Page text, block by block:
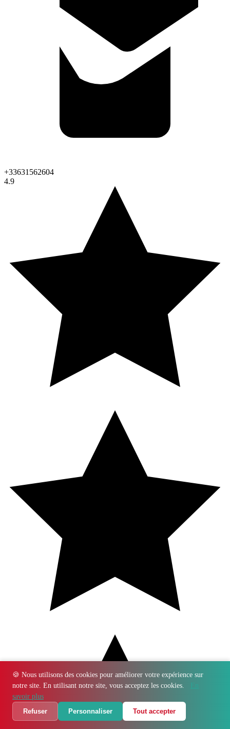
🍪 Nous utilisons des cookies pour améliorer votre expérience sur
notre site. En utilisant notre site, vous acceptez les cookies.
En
savoir plus
Refuser
Personnaliser Tout accepter
+33631562604
4.9